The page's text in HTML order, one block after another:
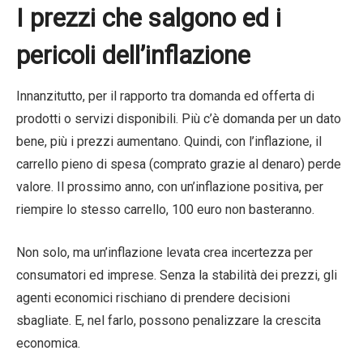
I prezzi che salgono ed i
pericoli dell’inflazione
Innanzitutto, per il rapporto tra domanda ed offerta di
prodotti o servizi disponibili. Più c’è domanda per un dato
bene, più i prezzi aumentano. Quindi, con l’inflazione, il
carrello pieno di spesa (comprato grazie al denaro) perde
valore. Il prossimo anno, con un’inflazione positiva, per
riempire lo stesso carrello, 100 euro non basteranno.
Non solo, ma un’inflazione levata crea incertezza per
consumatori ed imprese. Senza la stabilità dei prezzi, gli
agenti economici rischiano di prendere decisioni
sbagliate. E, nel farlo, possono penalizzare la crescita
economica.